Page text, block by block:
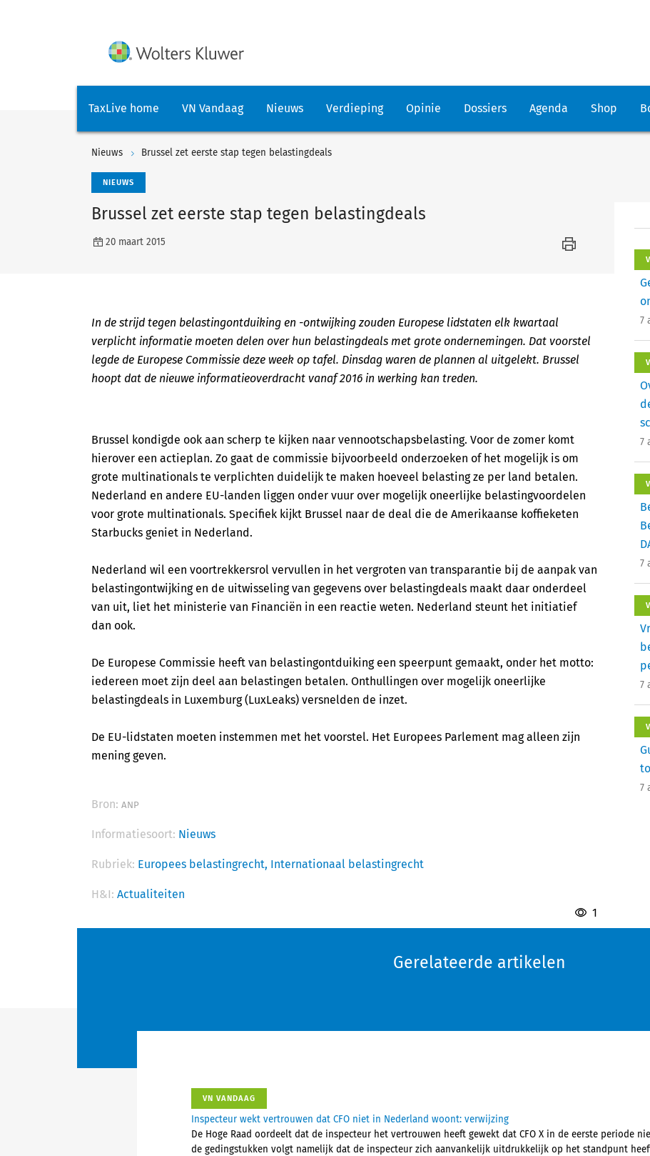
TaxLive home VN Vandaag Nieuws Verdieping Opinie Dossiers Agenda Shop
Nieuws Brussel zet eerste stap tegen belastingdeals
NIEUWS
Brussel zet eerste stap tegen belastingdeals
20 maart 2015
In de strijd tegen belastingontduiking en -ontwijking zouden Europese lidstaten elk kwartaal
verplicht informatie moeten delen over hun belastingdeals met grote ondernemingen. Dat voorstel
legde de Europese Commissie deze week op tafel. Dinsdag waren de plannen al uitgelekt. Brussel
hoopt dat de nieuwe informatieoverdracht vanaf 2016 in werking kan treden.
Brussel kondigde ook aan scherp te kijken naar vennootschapsbelasting. Voor de zomer komt
hierover een actieplan. Zo gaat de commissie bijvoorbeeld onderzoeken of het mogelijk is om
grote multinationals te verplichten duidelijk te maken hoeveel belasting ze per land betalen.
Nederland en andere EU-landen liggen onder vuur over mogelijk oneerlijke belastingvoordelen
voor grote multinationals. Specifiek kijkt Brussel naar de deal die de Amerikaanse koffieketen
Starbucks geniet in Nederland.
Nederland wil een voortrekkersrol vervullen in het vergroten van transparantie bij de aanpak van
belastingontwijking en de uitwisseling van gegevens over belastingdeals maakt daar onderdeel
van uit, liet het ministerie van Financiën in een reactie weten. Nederland steunt het initiatief
dan ook.
De Europese Commissie heeft van belastingontduiking een speerpunt gemaakt, onder het motto:
iedereen moet zijn deel aan belastingen betalen. Onthullingen over mogelijk oneerlijke
belastingdeals in Luxemburg (LuxLeaks) versnelden de inzet.
De EU-lidstaten moeten instemmen met het voorstel. Het Europees Parlement mag alleen zijn
mening geven.
Bron: ANP
Informatiesoort: Nieuws
Rubriek: Europees belastingrecht, Internationaal belastingrecht
H&I: Actualiteiten
1
7
7
7
7
7
Gerelateerde artikelen
VN VANDAAG
Inspecteur wekt vertrouwen dat CFO niet in Nederland woont: verwijzing
De Hoge Raad oordeelt dat de inspecteur het vertrouwen heeft gewekt dat CFO X in de eerste periode
de gedingstukken volgt namelijk dat de inspecteur zich aanvankelijk uitdrukkelijk op het standpunt